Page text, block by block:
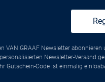
VAN GRAAF Newsletter
Newsletter-Versand
Gutschein-Code ist einmalig